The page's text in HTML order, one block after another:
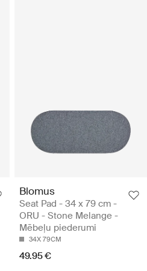
Blomus
Seat Pad - 34 x 79 cm -
ORU - Stone Melange -
Mēbeļu piederumi
34X 79CM
49.95 €